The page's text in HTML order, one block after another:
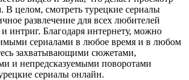
В целом, смотреть турецкие сериалы
развлечение для всех любителей
интриг. Благодаря интернету, можно
сериалами в любое время и в любом
захватывающими сюжетами,
и непредсказуемыми поворотами
сериалы онлайн.